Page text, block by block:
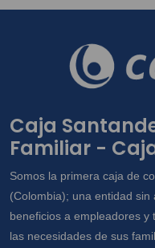
Caja
Familiar -
Somos la primera caja de
(Colombia); una entidad
beneficios a empleadores
las necesidades de sus